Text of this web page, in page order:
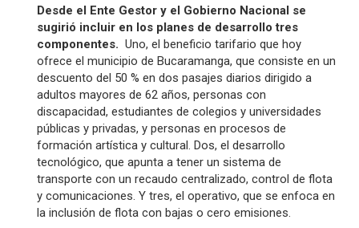
Desde el Ente Gestor y el Gobierno Nacional se
sugirió incluir en los planes de desarrollo tres
componentes. Uno, el beneficio tarifario que hoy
ofrece el municipio de Bucaramanga, que consiste en un
descuento del 50 % en dos pasajes diarios dirigido a
adultos mayores de 62 años, personas con
discapacidad, estudiantes de colegios y universidades
públicas y privadas, y personas en procesos de
formación artística y cultural. Dos, el desarrollo
tecnológico, que apunta a tener un sistema de
transporte con un recaudo centralizado, control de flota
y comunicaciones. Y tres, el operativo, que se enfoca en
la inclusión de flota con bajas o cero emisiones.